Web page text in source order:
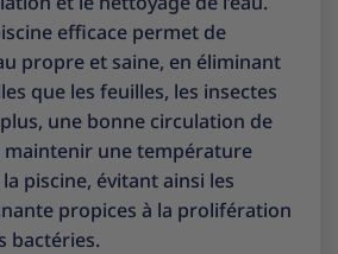
efficace permet de
propre et saine, en éliminant
que les feuilles, les insectes
une bonne circulation de
maintenir une température
piscine, évitant ainsi les
propices à la prolifération
bactéries.